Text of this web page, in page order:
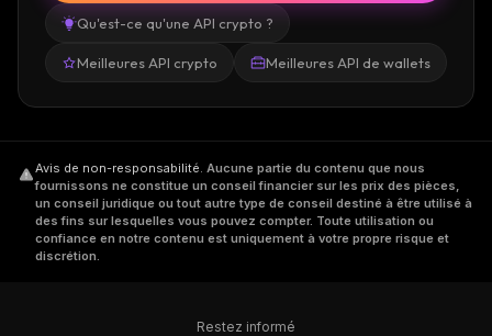
Qu'est-ce qu'une API crypto ?
Meilleures API crypto Meilleures API de wallets
Avis de non-responsabilité. Aucune partie du contenu que nous
fournissons ne constitue un conseil financier sur les prix des pièces,
un conseil juridique ou tout autre type de conseil destiné à être utilisé à
des fins sur lesquelles vous pouvez compter. Toute utilisation ou
confiance en notre contenu est uniquement à votre propre risque et
discrétion.
Restez informé